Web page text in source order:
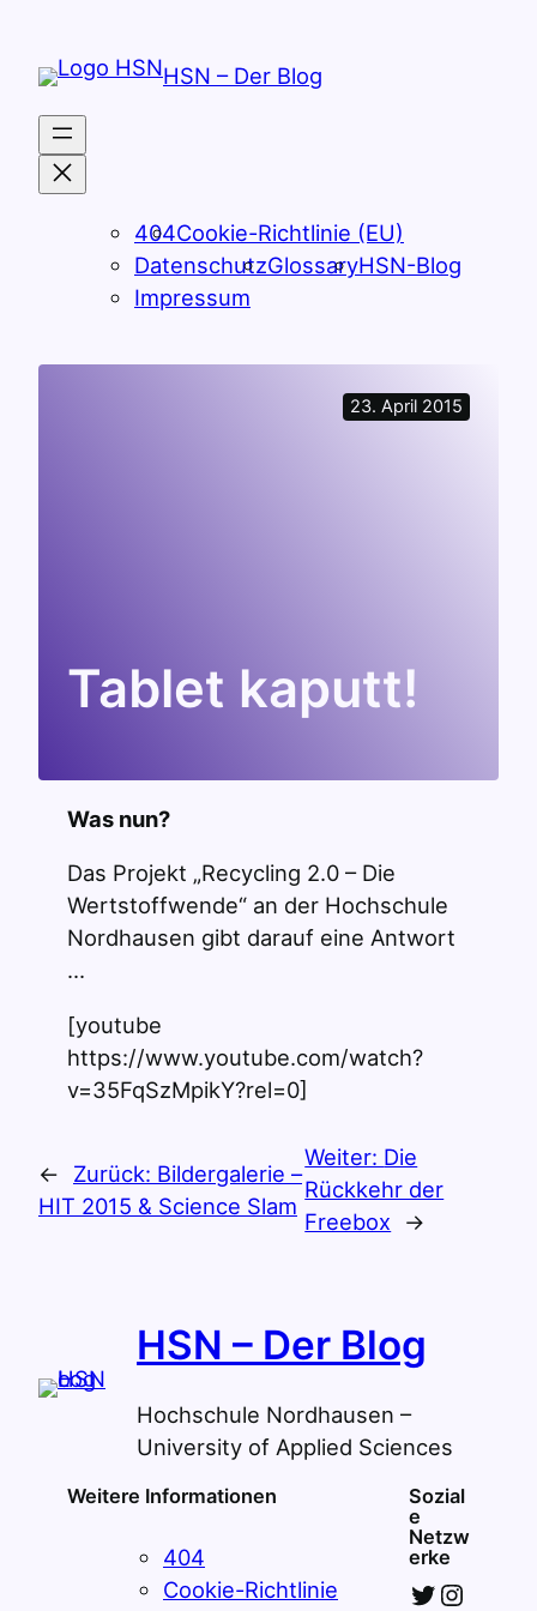
Inhalt
springen
HSN – Der Blog
404Cookie-Richtlinie (EU)
DatenschutzGlossaryHSN-Blog
Impressum
23. April 2015
Tablet kaputt!
Was nun?
Das Projekt „Recycling 2.0 – Die
Wertstoffwende“ an der Hochschule
Nordhausen gibt darauf eine Antwort
…
[youtube
https://www.youtube.com/watch?
v=35FqSzMpikY?rel=0]
← Zurück: Bildergalerie –
HIT 2015 & Science Slam
Weiter: Die
Rückkehr der
Freebox
→
HSN – Der Blog
Hochschule Nordhausen –
University of Applied Sciences
Weitere Informationen
404
Cookie-Richtlinie
Sozial
e
Netzw
erke
Twitter Instagram